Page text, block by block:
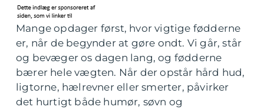
Mange opdager først, hvor vigtige fødderne
er, når de begynder at gøre ondt. Vi går, står
og bevæger os dagen lang, og fødderne
bærer hele vægten. Når der opstår hård hud,
ligtorne, hælrevner eller smerter, påvirker
det hurtigt både humør, søvn og